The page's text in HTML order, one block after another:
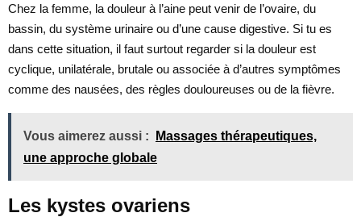
Chez la femme, la douleur à l’aine peut venir de l’ovaire, du
bassin, du système urinaire ou d’une cause digestive. Si tu es
dans cette situation, il faut surtout regarder si la douleur est
cyclique, unilatérale, brutale ou associée à d’autres symptômes
comme des nausées, des règles douloureuses ou de la fièvre.
Vous aimerez aussi :
Massages thérapeutiques,
une approche globale
Les kystes ovariens